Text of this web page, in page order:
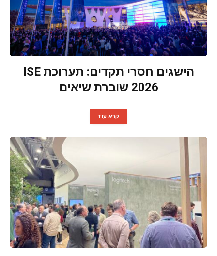
הישגים חסרי תקדים: תערוכת ISE
2026 שוברת שיאים
קרא עוד